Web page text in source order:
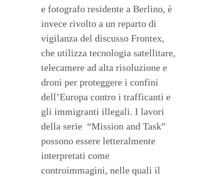
e fotografo residente a Berlino, è
invece rivolto a un reparto di
vigilanza del discusso Frontex,
che utilizza tecnologia satellitare,
telecamere ad alta risoluzione e
droni per proteggere i confini
dell’Europa contro i trafficanti e
gli immigranti illegali. I lavori
della serie “Mission and Task”
possono essere letteralmente
interpretati come
controimmagini, nelle quali il